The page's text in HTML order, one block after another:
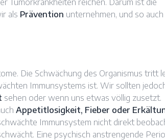
als Prävention unternehmen, und so auch
Die Schwächung des Organismus tritt
Immunsystems ist. Wir sollten
sehen oder wenn uns etwas völlig zusetzt.
Appetitlosigkeit, Fieber oder
Immunsystem nicht direkt
Eine psychisch anstrengende